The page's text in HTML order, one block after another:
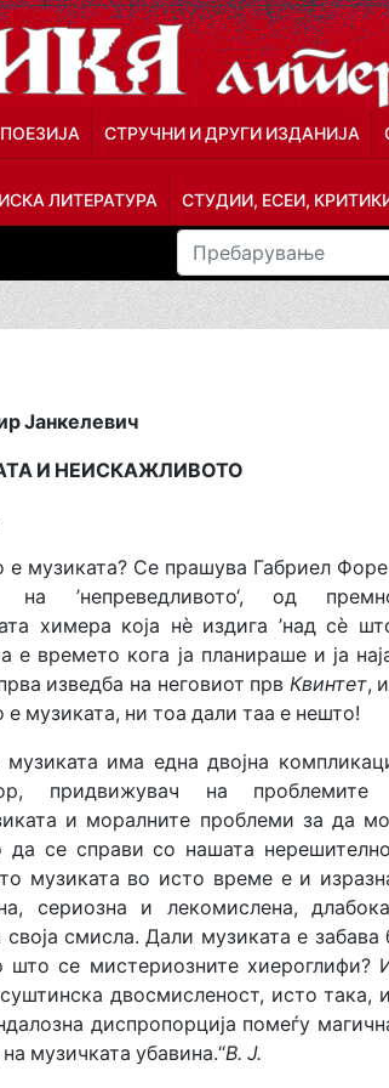
ПОЕЗИЈА СТРУЧНИ И ДРУГИ ИЗДАНИЈА
ЛИТЕРАТУРА СТУДИИ, ЕСЕИ,
Јанкелевич
И НЕИСКАЖЛИВОТО
музиката? Се прашува Габриел
на ’непреведливото‘, од
химера која нè издига ’над сè
е времето кога ја планираше и ја
изведба на неговиот прв Квинтет,
е музиката, ни тоа дали таа е нешто!
има една двојна
придвижувач на проблемите
и моралните проблеми за да
да се справи со нашата
музиката во исто време е и
сериозна и лекомислена,
смисла. Дали музиката е забава
се мистериозните хиероглифи?
двосмисленост, исто така,
диспропорција помеѓу
музичката убавина.“В. Ј.